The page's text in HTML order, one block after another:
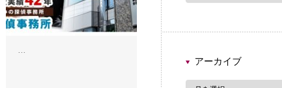
アーカイブ